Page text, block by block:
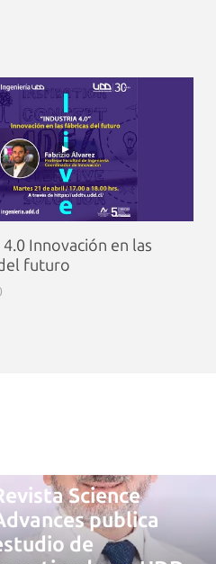
Innovación en las
futuro
Science
publica
de